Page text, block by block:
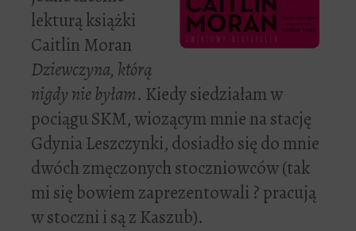
lekturą książki
Caitlin Moran
Dziewczyna, którą
nigdy nie byłam. Kiedy siedziałam w
pociągu SKM, wiozącym mnie na stację
Gdynia Leszczynki, dosiadło się do mnie
dwóch zmęczonych stoczniowców (tak
mi się bowiem zaprezentowali ? pracują
w stoczni i są z Kaszub).